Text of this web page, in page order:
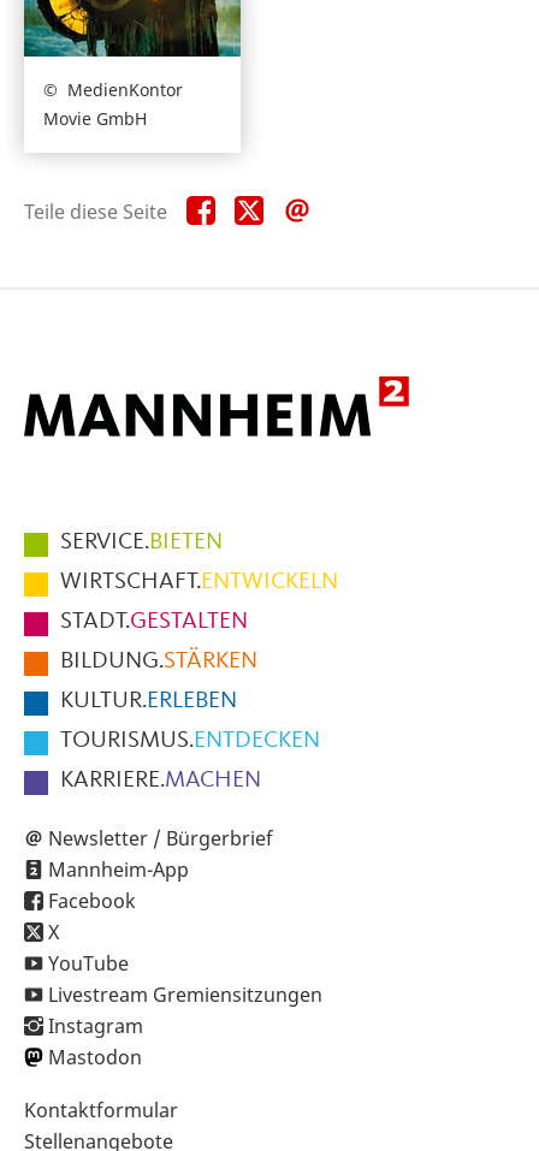
MedienKontor
Movie GmbH
Teile diese Seite Teile
diese
Teile
diese
Hauptmenüpunkte
im
Fußbereich
der
Seite
SERVICE.BIETEN
WIRTSCHAFT.ENTWICKELN
STADT.GESTALTEN
BILDUNG.STÄRKEN
KULTUR.ERLEBEN
TOURISMUS.ENTDECKEN
KARRIERE.MACHEN
Newsletter / Bürgerbrief
Mannheim-App
Facebook
X
YouTube
Livestream Gremiensitzungen
Instagram
Mastodon
Sekundärnavigation
im
Kontaktformular
Stellenangebote